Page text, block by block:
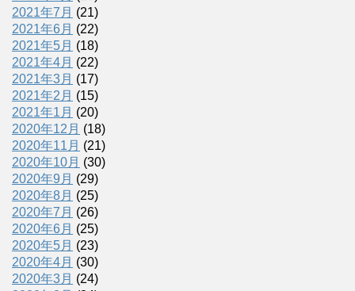
2021年7月 (21)
2021年6月 (22)
2021年5月 (18)
2021年4月 (22)
2021年3月 (17)
2021年2月 (15)
2021年1月 (20)
2020年12月 (18)
2020年11月 (21)
2020年10月 (30)
2020年9月 (29)
2020年8月 (25)
2020年7月 (26)
2020年6月 (25)
2020年5月 (23)
2020年4月 (30)
2020年3月 (24)